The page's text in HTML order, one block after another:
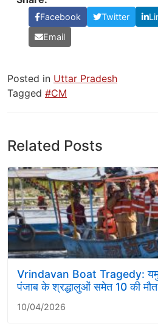
Facebook Twitter
Email
Posted in Uttar Pradesh
Tagged #CM
Related Posts
Vrindavan Boat Tragedy:
पंजाब के श्रद्धालुओं समेत 10 की
10/04/2026